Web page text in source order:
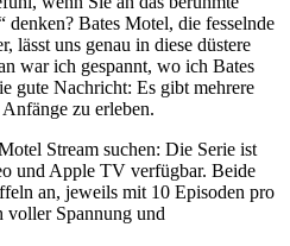
Bates Motel, die fesselnde
lässt uns genau in diese düstere
war ich gespannt, wo ich Bates
gute Nachricht: Es gibt mehrere
zu erleben.
Stream suchen: Die Serie ist
und Apple TV verfügbar. Beide
an, jeweils mit 10 Episoden pro
voller Spannung und